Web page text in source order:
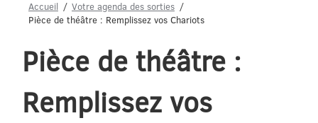
Accueil
Votre agenda des sorties
Pièce de théâtre : Remplissez vos Chariots
Pièce de théâtre :
Remplissez vos